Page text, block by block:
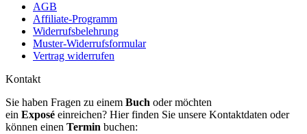
AGB
Affiliate-Programm
Widerrufsbelehrung
Muster-Widerrufsformular
Vertrag widerrufen
Kontakt
Sie haben Fragen zu einem Buch oder möchten
ein Exposé einreichen? Hier finden Sie unsere Kontaktdaten oder
können einen Termin buchen: